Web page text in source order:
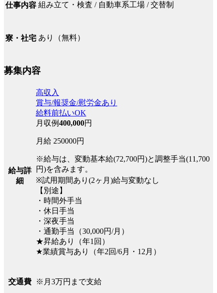
仕事内容 組み立て・検査 / 自動車系工場 / 交替制
寮・社宅 あり（無料）
募集内容
給与詳
細
高収入
賞与/報奨金/慰労金あり
給料前払いOK
月収例400,000円
月給 250000円
※給与は、変動基本給(72,700円)と調整手当(11,700
円)を含みます。
※試用期間あり(2ヶ月)給与変動なし
【別途】
・時間外手当
・休日手当
・深夜手当
・通勤手当（30,000円/月）
★昇給あり（年1回）
★業績賞与あり（年2回/6月・12月）
交通費 ※月3万円まで支給